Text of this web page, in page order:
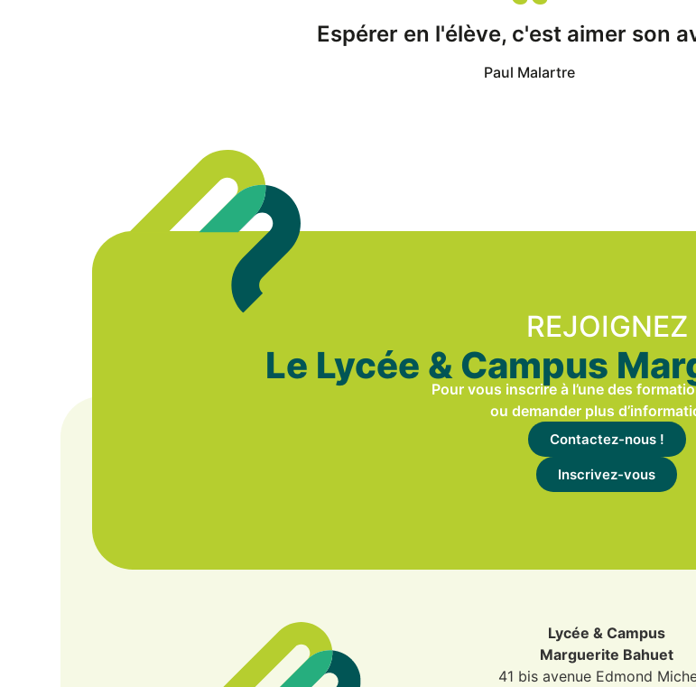
Espérer en l'élève, c'est aimer son
Paul Malartre
REJOIGNEZ
Le Lycée & Campus
Pour vous inscrire à l’une des
ou demander plus
Contactez-nous !
Inscrivez-vous
Lycée & Campus
Marguerite Bahuet
41 bis avenue Edmond